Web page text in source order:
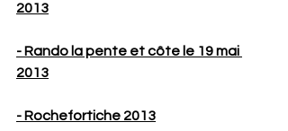
2013
- Rando la pente et côte le 19 mai
2013
- Rochefortiche 2013